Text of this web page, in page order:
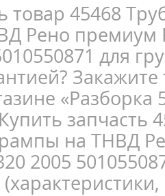
товар 45468
Рено премиум
для
«Разборка
запчасть
на ТНВД
2005